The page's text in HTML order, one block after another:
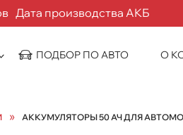
Дата производства АКБ
ПОДБОР ПО АВТО О
» АККУМУЛЯТОРЫ 50 АЧ ДЛЯ